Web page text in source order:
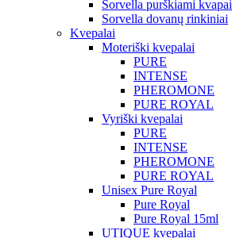
Sorvella purškiami kvapai
Sorvella dovanų rinkiniai
Kvepalai
Moteriški kvepalai
PURE
INTENSE
PHEROMONE
PURE ROYAL
Vyriški kvepalai
PURE
INTENSE
PHEROMONE
PURE ROYAL
Unisex Pure Royal
Pure Royal
Pure Royal 15ml
UTIQUE kvepalai